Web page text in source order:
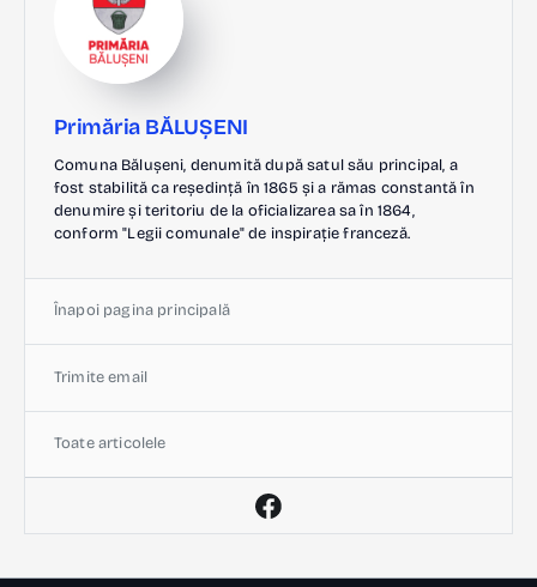
Primăria BĂLUȘENI
Comuna Bălușeni, denumită după satul său principal, a
fost stabilită ca reședință în 1865 și a rămas constantă în
denumire și teritoriu de la oficializarea sa în 1864,
conform "Legii comunale" de inspirație franceză.
Înapoi pagina principală
Trimite email
Toate articolele